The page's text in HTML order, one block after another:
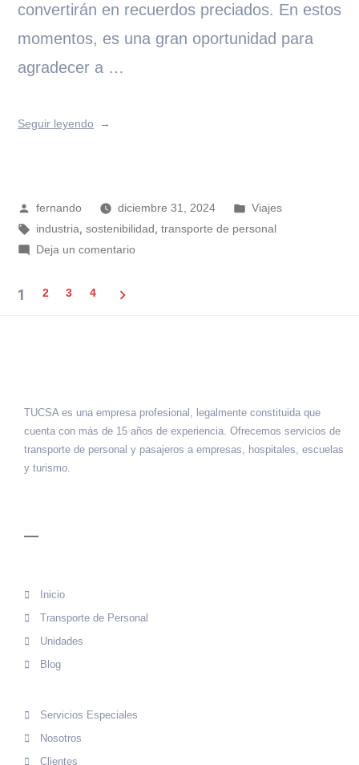
convertirán en recuerdos preciados. En estos
momentos, es una gran oportunidad para
agradecer a …
Seguir leyendo
fernando diciembre 31, 2024
Viajes
industria,sostenibilidad,transporte de personal
Deja un comentario
1 2 3 4
TUCSA es una empresa profesional, legalmente constituida que
cuenta con más de 15 años de experiencia. Ofrecemos servicios de
transporte de personal y pasajeros a empresas, hospitales, escuelas
y turismo.
Inicio
Transporte de Personal
Unidades
Blog
Servicios Especiales
Nosotros
Clientes